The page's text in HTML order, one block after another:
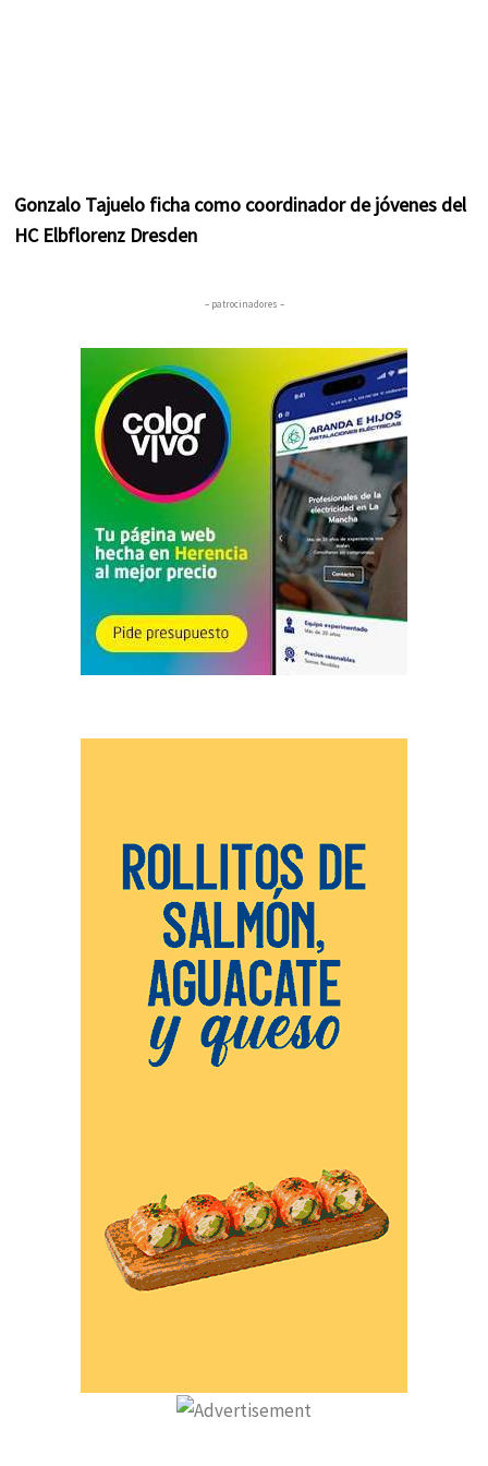
Gonzalo Tajuelo ficha como coordinador de jóvenes del
HC Elbflorenz Dresden
– patrocinadores –